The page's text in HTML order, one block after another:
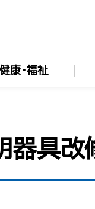
健康・福祉
器具改